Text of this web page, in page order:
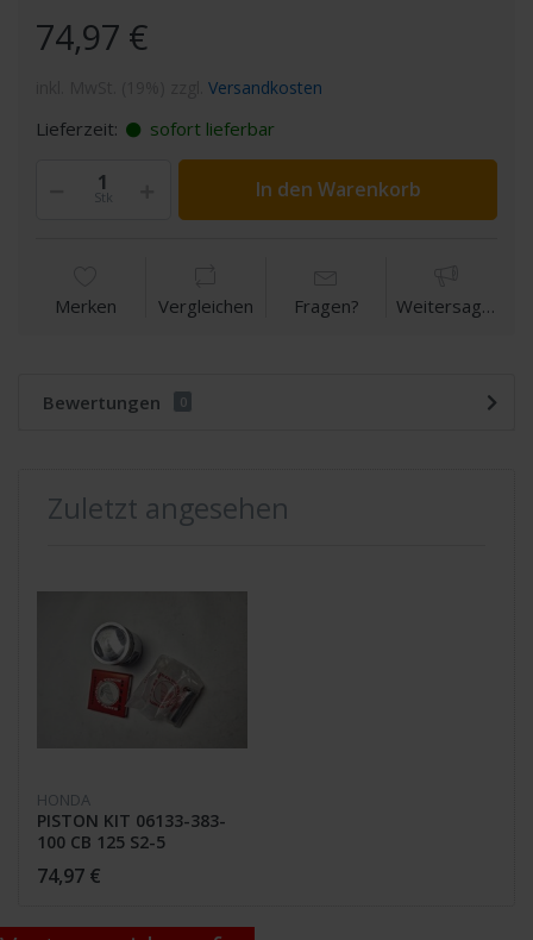
74,97 €
Versandkosten
Lieferzeit: sofort lieferbar
Stk In den Warenkorb
Merken Vergleichen Fragen? Weitersagen
Bewertungen 0
Zuletzt angesehen
HONDA
PISTON KIT 06133-383-
100 CB 125 S2-5
74,97 €